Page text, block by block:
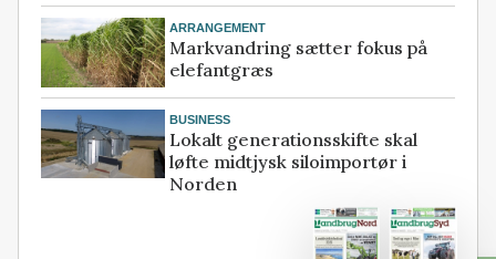
ARRANGEMENT
Markvandring sætter fokus på
elefantgræs
BUSINESS
Lokalt generationsskifte skal
løfte midtjysk siloimportør i
Norden